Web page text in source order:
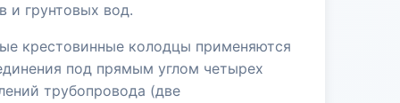
и грунтовых вод.
крестовинные колодцы применяются
под прямым углом четырех
трубопровода (две